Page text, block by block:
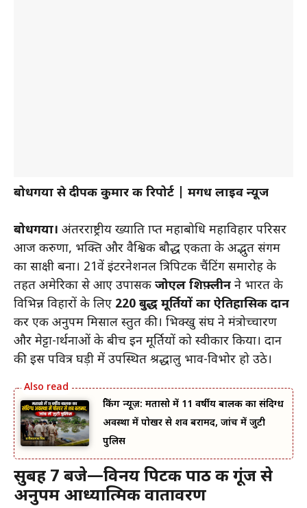
बोधगया से दीपक कुमार की रिपोर्ट | मगध लाइव न्यूज
बोधगया। अंतरराष्ट्रीय ख्याति प्राप्त महाबोधि महाविहार परिसर
आज करुणा, भक्ति और वैश्विक बौद्ध एकता के अद्भुत संगम
का साक्षी बना। 21वें इंटरनेशनल त्रिपिटक चैंटिंग समारोह के
तहत अमेरिका से आए उपासक जोएल शिफ़्लीन ने भारत के
विभिन्न विहारों के लिए 220 बुद्ध मूर्तियों का ऐतिहासिक दान
कर एक अनुपम मिसाल प्रस्तुत की। भिक्खु संघ ने मंत्रोच्चारण
और मेट्टा-प्रार्थनाओं के बीच इन मूर्तियों को स्वीकार किया। दान
की इस पवित्र घड़ी में उपस्थित श्रद्धालु भाव-विभोर हो उठे।
ब्रेकिंग न्यूज़: मतासो में 11 वर्षीय बालक का संदिग्ध
अवस्था में पोखर से शव बरामद, जांच में जुटी
पुलिस
सुबह 7 बजे—विनय पिटक पाठ की गूंज से
अनुपम आध्यात्मिक वातावरण